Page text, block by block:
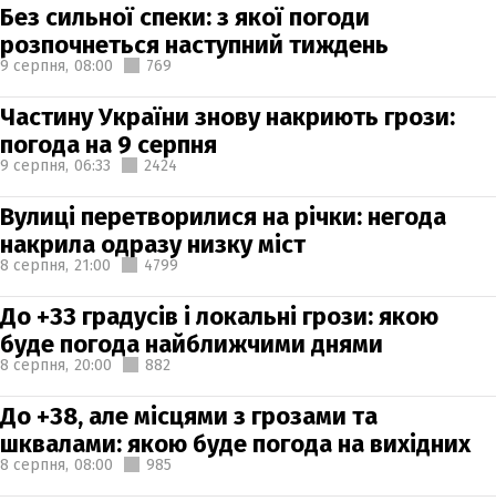
Без сильної спеки: з якої погоди
розпочнеться наступний тиждень
9 серпня, 08:00 769
Частину України знову накриють грози:
погода на 9 серпня
9 серпня, 06:33 2424
Вулиці перетворилися на річки: негода
накрила одразу низку міст
8 серпня, 21:00 4799
До +33 градусів і локальні грози: якою
буде погода найближчими днями
8 серпня, 20:00 882
До +38, але місцями з грозами та
шквалами: якою буде погода на вихідних
8 серпня, 08:00 985